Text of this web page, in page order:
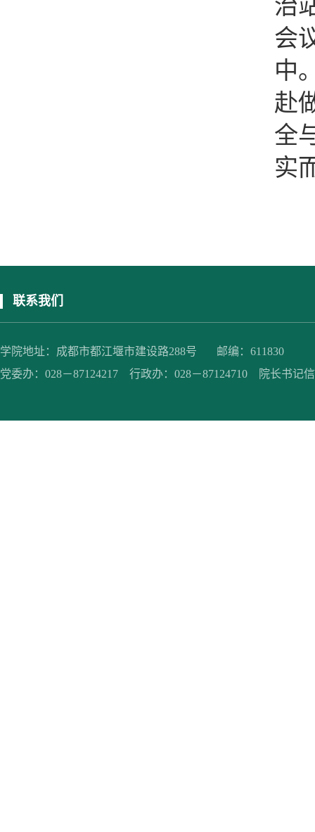
治
会
中
赴
全
实
联系我们
学院地址：成都市都江堰市建设路288号 邮编：611830
党委办：028－87124217 行政办：028－87124710 院长书记信